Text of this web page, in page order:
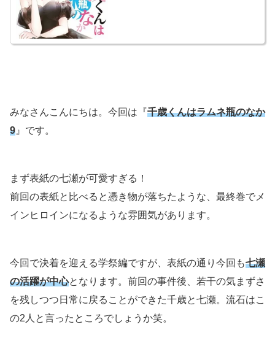
みなさんこんにちは。今回は『千歳くんはラムネ瓶のなか
9 』です。
まず表紙の七瀬が可愛すぎる！
前回の表紙と比べると憑き物が落ちたような、最終巻でメ
インヒロインになるような雰囲気があります。
今回で決着を迎える学祭編ですが、表紙の通り今回も七瀬
の活躍が中心となります。前回の事件後、若干の気まずさ
を残しつつ日常に戻ることができた千歳と七瀬。流石はこ
の2人と言ったところでしょうか笑。